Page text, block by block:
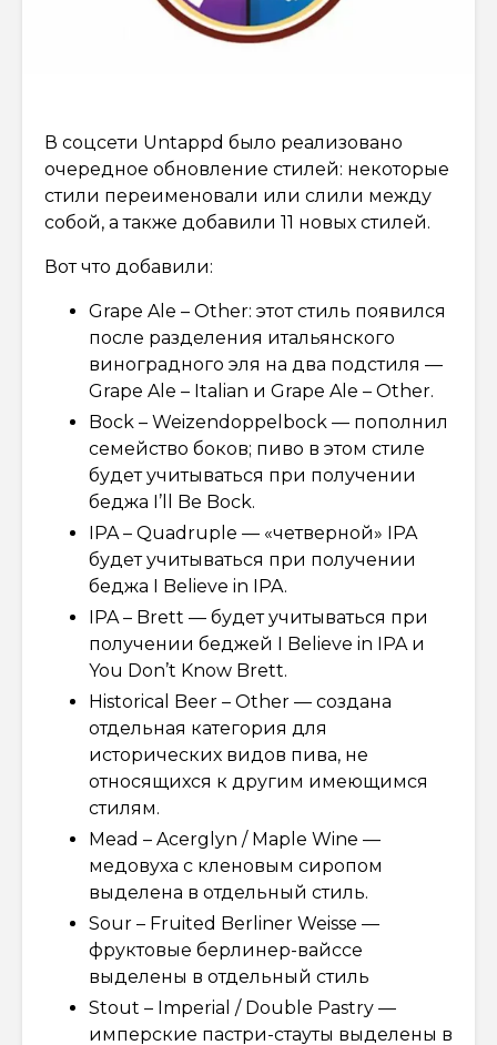
В соцсети Untappd было реализовано
очередное обновление стилей: некоторые
стили переименовали или слили между
собой, а также добавили 11 новых стилей.
Вот что добавили:
Grape Ale – Other: этот стиль появился
после разделения итальянского
виноградного эля на два подстиля —
Grape Ale – Italian и Grape Ale – Other.
Bock – Weizendoppelbock — пополнил
семейство боков; пиво в этом стиле
будет учитываться при получении
беджа I’ll Be Bock.
IPA – Quadruple — «четверной» IPA
будет учитываться при получении
беджа I Believe in IPA.
IPA – Brett — будет учитываться при
получении беджей I Believe in IPA и
You Don’t Know Brett.
Historical Beer – Other — создана
отдельная категория для
исторических видов пива, не
относящихся к другим имеющимся
стилям.
Mead – Acerglyn / Maple Wine —
медовуха с кленовым сиропом
выделена в отдельный стиль.
Sour – Fruited Berliner Weisse —
фруктовые берлинер-вайссе
выделены в отдельный стиль
Stout – Imperial / Double Pastry —
имперские пастри-стауты выделены в